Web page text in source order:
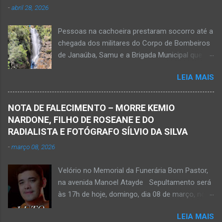
-abril 28, 2026
Pessoas na cachoeira prestaram socorro até a
chegada dos militares do Corpo de Bombeiros
de Janaúba, Samu e a Brigada Municipal que
resistiu e foi a óbito Foto álbum pessoal Kauan
Pereira Alves publicou em sua rede social a
foto em que apreciava a Cachoeira Maria Rosa,
em Mato Verde, pouco tempo antes de se
afogar e depois vir a óbito nesta terça-feira, dia
socorrem estudante que se afogou em
cachoeira em Mato Verde nesta terça-feira, dia
28 de abril de 2026. Adolescente não resistiu e
LEIA MAIS
NOTA DE FALECIMENTO – MORRE KEMIO
NARDONE, FILHO DE ROSEANE E DO
RADIALISTA E FOTÓGRAFO SÍLVIO DA SILVA
-março 08, 2026
Velório no Memorial da Funerária Bom Pastor,
na avenida Manoel Atayde Sepultamento será
às 17h de hoje, domingo, dia 08 de março, no
da rodovia MG-401, saída de Janaúba para
LEIA MAIS